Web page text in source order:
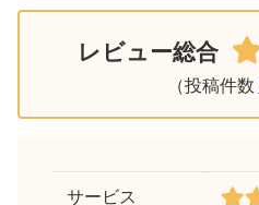
レビュー総合
（投稿件数
サービス